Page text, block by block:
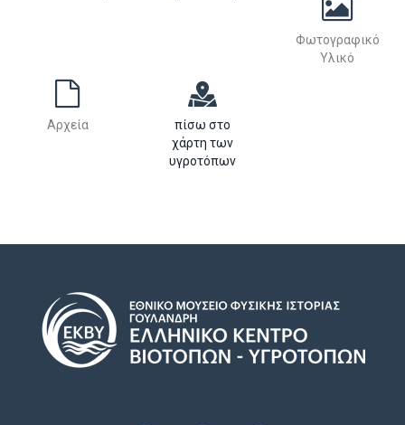
Φωτογραφικό
Υλικό
Αρχεία
πίσω στο
χάρτη των
υγροτόπων